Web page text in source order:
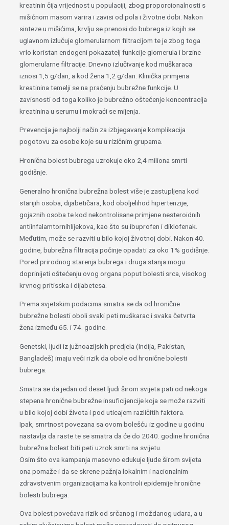
kreatinin čija vrijednost u populaciji, zbog proporcionalnosti s
mišićnom masom varira i zavisi od pola i životne dobi. Nakon
sinteze u mišićima, krvlju se prenosi do bubrega iz kojih se
uglavnom izlučuje glomerularnom filtracijom te je zbog toga
vrlo koristan endogeni pokazatelj funkcije glomerula i brzine
glomerularne filtracije. Dnevno izlučivanje kod muškaraca
iznosi 1,5 g/dan, a kod žena 1,2 g/dan. Klinička primjena
kreatinina temelji se na praćenju bubrežne funkcije. U
zavisnosti od toga koliko je bubrežno oštećenje koncentracija
kreatinina u serumu i mokraći se mijenja.
Prevencija je najbolji način za izbjegavanje komplikacija
pogotovu za osobe koje su u rizičnim grupama.
Hronična bolest bubrega uzrokuje oko 2,4 miliona smrti
godišnje.
Generalno hronična bubrežna bolest više je zastupljena kod
starijih osoba, dijabetičara, kod oboljelihod hipertenzije,
gojaznih osoba te kod nekontrolisane primjene nesteroidnih
antiinfalamtornihlijekova, kao što su ibuprofen i diklofenak.
Međutim, može se razviti u bilo kojoj životnoj dobi. Nakon 40.
godine, bubrežna filtracija počinje opadati za oko 1% godišnje.
Pored prirodnog starenja bubrega i druga stanja mogu
doprinijeti oštećenju ovog organa poput bolesti srca, visokog
krvnog pritisska i dijabetesa.
Prema svjetskim podacima smatra se da od hronične
bubrežne bolesti oboli svaki peti muškarac i svaka četvrta
žena između 65. i 74. godine.
Genetski, ljudi iz južnoazijskih predjela (Indija, Pakistan,
Bangladeš) imaju veći rizik da obole od hronične bolesti
bubrega.
Smatra se da jedan od deset ljudi širom svijeta pati od nekoga
stepena hronične bubrežne insuficijencije koja se može razviti
u bilo kojoj dobi života i pod uticajem različitih faktora.
Ipak, smrtnost povezana sa ovom bolešću iz godine u godinu
nastavlja da raste te se smatra da će do 2040. godine hronična
bubrežna bolest biti peti uzrok smrti na svijetu.
Osim što ova kampanja masovno edukuje ljude širom svijeta
ona pomaže i da se skrene pažnja lokalnim i nacionalnim
zdravstvenim organizacijama ka kontroli epidemije hronične
bolesti bubrega.
Ova bolest povećava rizik od srčanog i moždanog udara, a u